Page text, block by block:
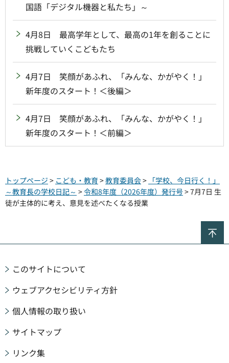
国語「デジタル機器と私たち」～
4月8日 最高学年として、最高の1年を創ることに
挑戦していくこどもたち
4月7日 笑顔があふれ、「みんな、かがやく！」
新年度のスタート！＜後編＞
4月7日 笑顔があふれ、「みんな、かがやく！」
新年度のスタート！＜前編＞
トップページ > こども・教育>教育委員会> 「学校、今日行く！」
～教育長の学校日記～ >令和8年度（2026年度）発行号> 7月7日 生
徒が主体的に考え、意見を述べたくなる授業
このサイトについて
ウェブアクセシビリティ方針
個人情報の取り扱い
サイトマップ
リンク集